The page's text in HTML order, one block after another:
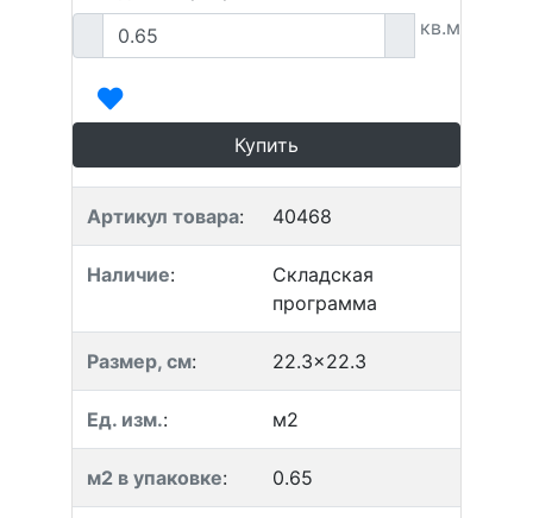
кв.м
Купить
Артикул товара: 40468
Наличие:
Складская
программа
Размер, см: 22.3x22.3
Ед. изм.: м2
м2 в упаковке: 0.65